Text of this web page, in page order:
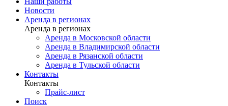
Новости
Аренда в регионах
Аренда в регионах
Аренда в Московской области
Аренда в Владимирской области
Аренда в Рязанской области
Аренда в Тульской области
Контакты
Контакты
Прайс-лист
Поиск